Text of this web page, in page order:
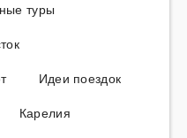
туры
Идеи поездок
Карелия